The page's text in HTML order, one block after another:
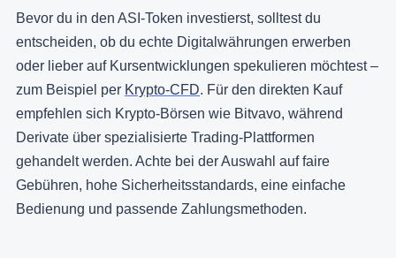
Bevor du in den ASI-Token investierst, solltest du
entscheiden, ob du echte Digitalwährungen erwerben
oder lieber auf Kursentwicklungen spekulieren möchtest –
zum Beispiel per Krypto-CFD. Für den direkten Kauf
empfehlen sich Krypto-Börsen wie Bitvavo, während
Derivate über spezialisierte Trading-Plattformen
gehandelt werden. Achte bei der Auswahl auf faire
Gebühren, hohe Sicherheitsstandards, eine einfache
Bedienung und passende Zahlungsmethoden.